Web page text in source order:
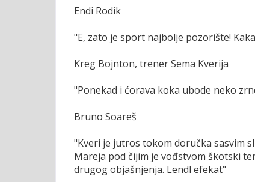
Endi Rodik
"E, zato je sport najbolje pozorište!
Kreg Bojnton, trener Sema Kverija
"Ponekad i ćorava koka ubode neko
Bruno Soareš
"Kveri je jutros tokom doručka sasvim
Mareja pod čijim je vođstvom škotski
drugog objašnjenja. Lendl efekat"